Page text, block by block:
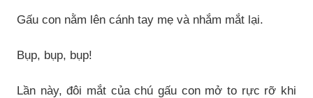
Gấu con nằm lên cánh tay mẹ và nhắm mắt lại.
Bụp, bụp, bụp!
Lần này, đôi mắt của chú gấu con mở to rực rỡ khi